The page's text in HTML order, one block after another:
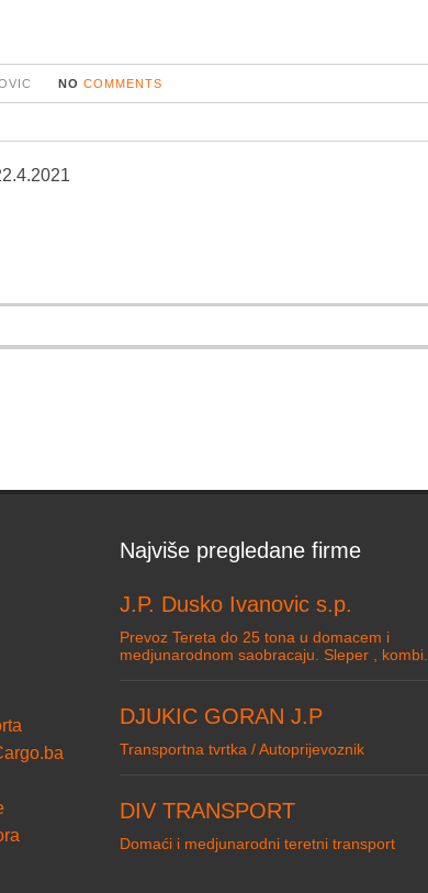
NO COMMENTS
Najviše pregledane firme
J.P. Dusko Ivanovic s.p.
Prevoz Tereta do 25 tona u domacem i
medjunarodnom saobracaju. Sleper , kombi.
DJUKIC GORAN J.P
Transportna tvrtka / Autoprijevoznik
DIV TRANSPORT
Domaći i medjunarodni teretni transport